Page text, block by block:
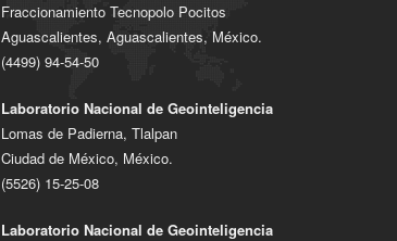
Fraccionamiento Tecnopolo Pocitos
Aguascalientes, Aguascalientes, México.
(4499) 94-54-50
Laboratorio Nacional de Geointeligencia
Lomas de Padierna, Tlalpan
Ciudad de México, México.
(5526) 15-25-08
Laboratorio Nacional de Geointeligencia